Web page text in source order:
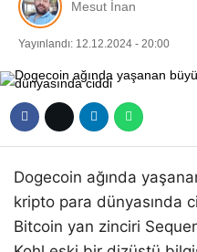
Mesut İnan
Yayınlandı: 12.12.2024 - 20:00
Dogecoin ağında
kripto para dünyasında
Bitcoin yan zinciri